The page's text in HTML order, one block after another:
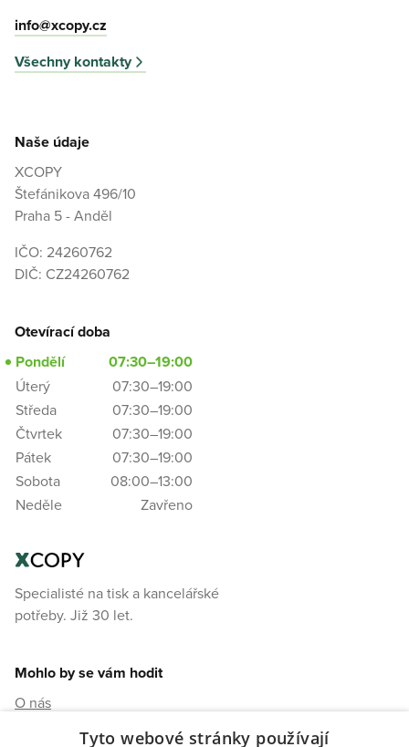
info@xcopy.cz
Všechny kontakty
Specialisté na tisk a kancelářské
potřeby. Již 30 let.
Naše údaje
XCOPY
Štefánikova 496/10
Praha 5 - Anděl
IČO: 24260762
DIČ: CZ24260762
Otevírací doba
Pondělí
07:30–19:00
Úterý
07:30–19:00
Středa
07:30–19:00
Čtvrtek
07:30–19:00
Pátek
07:30–19:00
Sobota
08:00–13:00
Neděle
Zavřeno
Mohlo by se vám hodit
O nás
Tyto webové stránky používají